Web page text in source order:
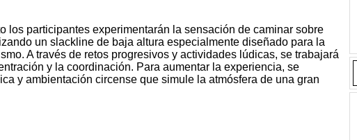
los participantes experimentarán la sensación de caminar sobre
un slackline de baja altura especialmente diseñado para la
A través de retos progresivos y actividades lúdicas, se trabajará
y la coordinación. Para aumentar la experiencia, se
y ambientación circense que simule la atmósfera de una gran